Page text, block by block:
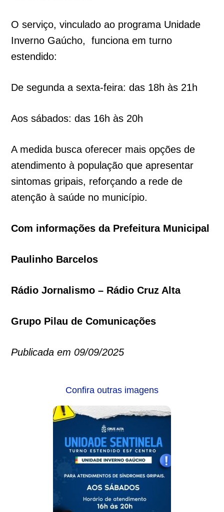
O serviço, vinculado ao programa Unidade
Inverno Gaúcho, funciona em turno
estendido:
De segunda a sexta-feira: das 18h às 21h
Aos sábados: das 16h às 20h
A medida busca oferecer mais opções de
atendimento à população que apresentar
sintomas gripais, reforçando a rede de
atenção à saúde no município.
Com informações da Prefeitura Municipal
Paulinho Barcelos
Rádio Jornalismo – Rádio Cruz Alta
Grupo Pilau de Comunicações
Publicada em 09/09/2025
Confira outras imagens